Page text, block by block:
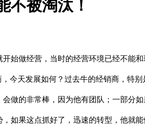
不被淘汰！
始做经营，当时的经营环境已经不能
今天发展如何？过去牛的经销商，特
的非常棒，因为他有团队；一部分如
如果这点抓好了，迅速的转型，他就